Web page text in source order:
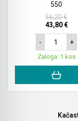
550
56,20 €
43,80 €
- +
Zaloga: 1 kos